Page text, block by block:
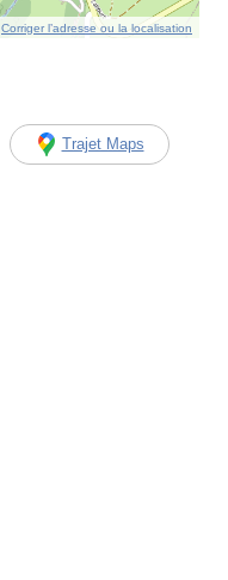
Corriger l’adresse ou la localisation
Trajet Maps